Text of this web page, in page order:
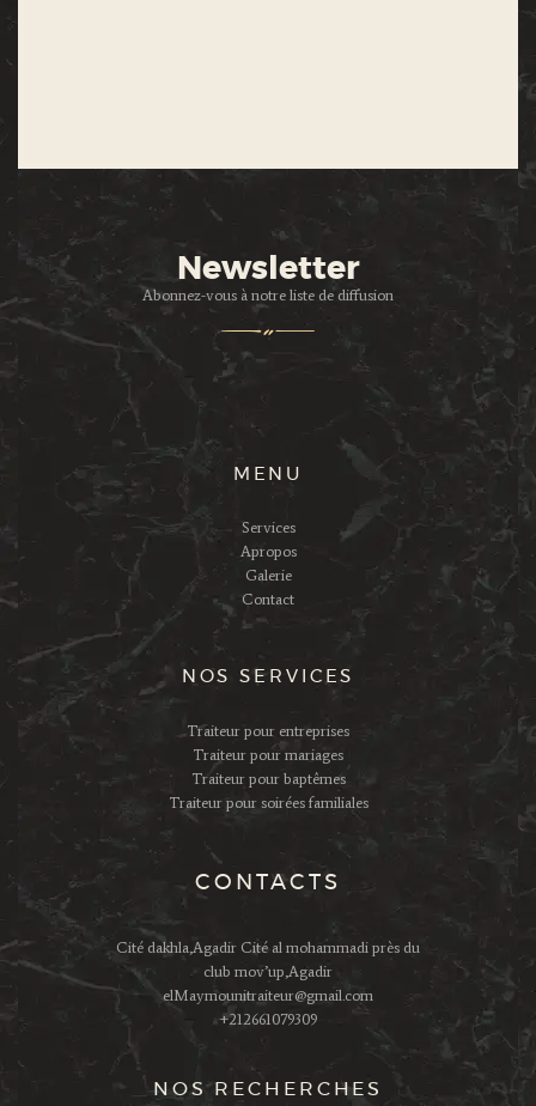
Newsletter
Abonnez-vous à notre liste de diffusion
MENU
Services
Apropos
Galerie
Contact
NOS SERVICES
Traiteur pour entreprises
Traiteur pour mariages
Traiteur pour baptêmes
Traiteur pour soirées familiales
CONTACTS
Cité dakhla,Agadir Cité al mohammadi près du
club mov’up,Agadir
elMaymounitraiteur@gmail.com
+212661079309
NOS RECHERCHES